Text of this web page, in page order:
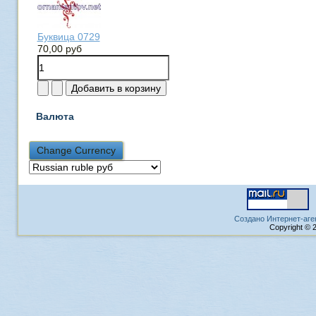
Буквица 0729
70,00 руб
Валюта
Создано Интернет-
Copyright ©